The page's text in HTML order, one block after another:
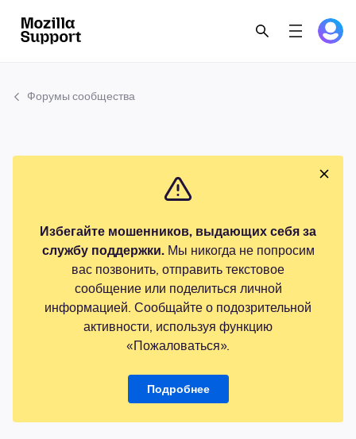
Форумы сообщества
Избегайте мошенников, выдающих себя за
службу поддержки.Мы никогда не попросим
вас позвонить, отправить текстовое
сообщение или поделиться личной
информацией. Сообщайте о подозрительной
активности, используя функцию
«Пожаловаться».
Подробнее